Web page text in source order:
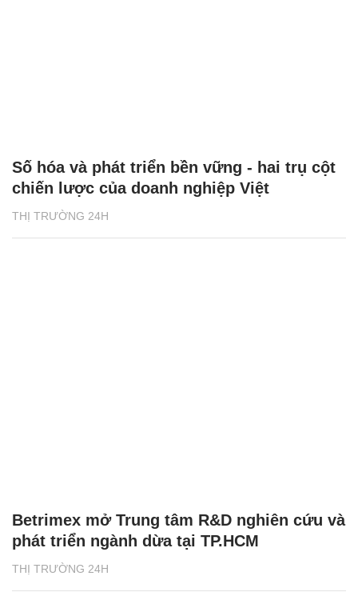
THỊ TRƯỜNG 24H
Số hóa và phát triển bền vững - hai trụ cột
chiến lược của doanh nghiệp Việt
THỊ TRƯỜNG 24H
Betrimex mở Trung tâm R&D nghiên cứu và
phát triển ngành dừa tại TP.HCM